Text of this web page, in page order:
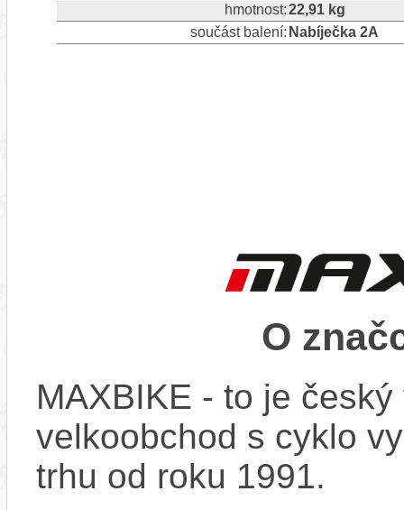
hmotnost:22,91 kg
součást balení: Nabíječka 2A
O
MAXBIKE - to je
velkoobchod s cyklo
trhu od roku 1991.